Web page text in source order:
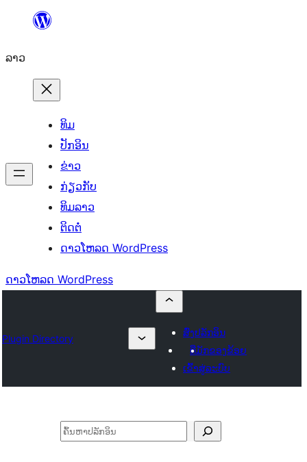
ທີ່
ເນື້ອຫາ
ລາວ
ທິມ
ປັກອິນ
ຂ່າວ
ກ່ຽວກັບ
ທິມລາວ
ຕິດຕໍ່
ດາວໂຫລດ WordPress
ດາວໂຫລດ WordPress
Plugin Directory
ສົ່ງປລັກອິນ
ທີ່ມັກຂອງຂ້ອຍ
ເຂົ້າສູ່ລະບົບ
ຄົ້ນຫາ